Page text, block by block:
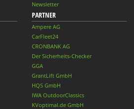
Newsletter
PARTNER
Ampere AG
CarFleet24
CRONBANK AG
Der Sicherheits-Checker
GGA
GrantLift GmbH
HQS GmbH
IWA OutdoorClassics
KVoptimal.de GmbH